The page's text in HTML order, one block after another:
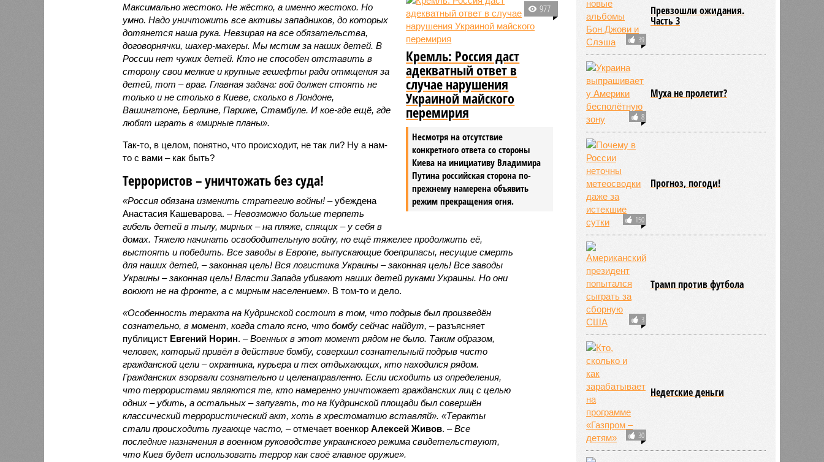
977
Кремль: Россия даст
адекватный ответ в
случае нарушения
Украиной майского
перемирия
Несмотря на отсутствие
конкретного ответа со стороны
Киева на инициативу Владимира
Путина российская сторона по-
прежнему намерена объявить
режим прекращения огня.
Максимально жестоко. Не жёстко, а именно жестоко. Но
умно. Надо уничтожить все активы западников, до которых
дотянется наша рука. Невзирая на все обязательства,
договорнячки, шахер-махеры. Мы мстим за наших детей. В
России нет чужих детей. Кто не способен отставить в
сторону свои мелкие и крупные гешефты ради отмщения за
детей, тот – враг. Главная задача: вой должен стоять не
только и не столько в Киеве, сколько в Лондоне,
Вашингтоне, Берлине, Париже, Стамбуле. И кое-где ещё, где
любят играть в «мирные планы».
Так-то, в целом, понятно, что происходит, не так ли? Ну а нам-
то с вами – как быть?
Террористов – уничтожать без суда!
«Россия обязана изменить стратегию войны! – убеждена
Анастасия Кашеварова. –Невозможно больше терпеть
гибель детей в тылу, мирных – на пляже, спящих – у себя в
домах. Тяжело начинать освободительную войну, но ещё тяжелее продолжить её,
выстоять и победить. Все заводы в Европе, выпускающие боеприпасы, несущие смерть
для наших детей, – законная цель! Вся логистика Украины – законная цель! Все заводы
Украины – законная цель! Власти Запада убивают наших детей руками Украины. Но они
воюют не на фронте, а с мирным населением». В том-то и дело.
«Особенность теракта на Кудринской состоит в том, что подрыв был произведён
сознательно, в момент, когда стало ясно, что бомбу сейчас найдут, – разъясняет
публицист Евгений Норин. –Военных в этот момент рядом не было. Таким образом,
человек, который привёл в действие бомбу, совершил сознательный подрыв чисто
гражданской цели – охранника, курьера и тех отдыхающих, кто находился рядом.
Гражданских взорвали сознательно и целенаправленно. Если исходить из определения,
что террористами являются те, кто намеренно уничтожает гражданских лиц с целью
одних – убить, а остальных – запугать, то на Кудринской площади был совершён
классический террористический акт, хоть в хрестоматию вставляй». «Теракты
стали происходить пугающе часто, – отмечает военкор Алексей Живов. –Все
последние назначения в военном руководстве украинского режима свидетельствуют,
что Киев будет использовать террор как своё главное оружие».
39
Превзошли ожидания.
Часть 3
8
Муха не пролетит?
150
Прогноз, погоди!
3
Трамп против футбола
30
Недетские деньги